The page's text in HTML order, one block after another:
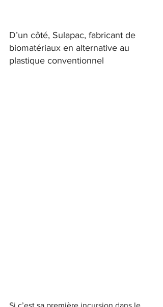
D’un côté, Sulapac, fabricant de
biomatériaux en alternative au
plastique conventionnel
Si c’est sa première incursion dans le